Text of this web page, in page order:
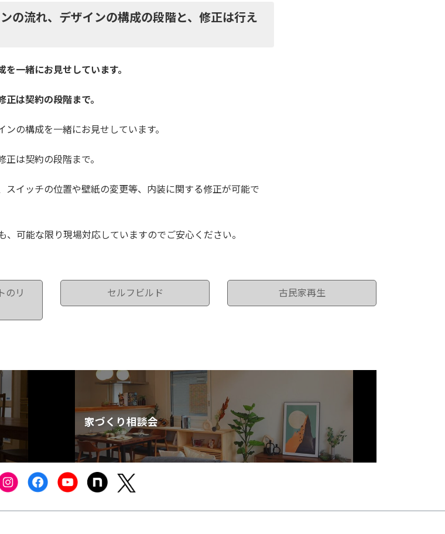
の流れ、デザインの構成の段階と、修正は行え
一緒にお見せしています。
は契約の段階まで。
の構成を一緒にお見せしています。
は契約の段階まで。
スイッチの位置や壁紙の変更等、内装に関する修正が可能で
可能な限り現場対応していますのでご安心ください。
のリ
セルフビルド 古民家再生
家づくり相談会